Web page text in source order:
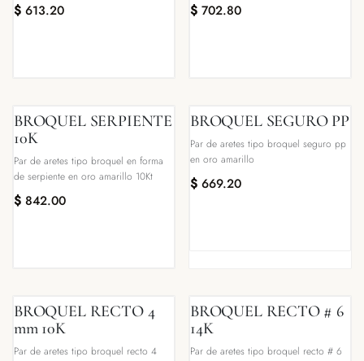
$ 613.20 $ 702.80
BROQUEL SERPIENTE
10K
Par de aretes tipo broquel en forma
de serpiente en oro amarillo 10Kt
$ 842.00
BROQUEL SEGURO PP
Par de aretes tipo broquel seguro pp
en oro amarillo
$ 669.20
BROQUEL RECTO 4
mm 10K
Par de aretes tipo broquel recto 4
BROQUEL RECTO # 6
14K
Par de aretes tipo broquel recto # 6